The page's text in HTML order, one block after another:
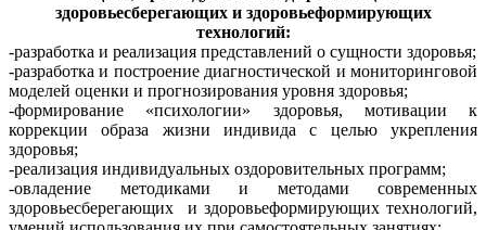
здоровьесберегающих и здоровьеформирующих
технологий:
-разработка и реализация представлений о сущности здоровья;
-разработка и построение диагностической и мониторинговой
моделей оценки и прогнозирования уровня здоровья;
-формирование «психологии» здоровья, мотивации к
коррекции образа жизни индивида с целью укрепления
здоровья;
-реализация индивидуальных оздоровительных программ;
-овладение методиками и методами современных
здоровьесберегающих и здоровьеформирующих технологий,